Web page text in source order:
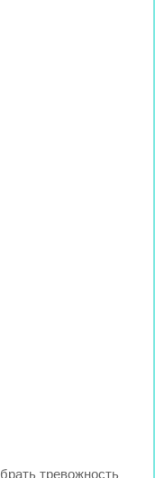
тревожность